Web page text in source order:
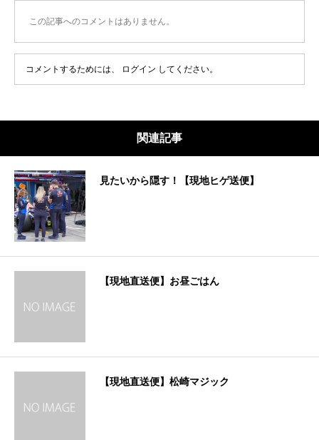
この記事へのコメントはありません。
コメントするためには、 ログイン してください。
関連記事
見たいから隠す！【現地ヒゲ送便】
【現地直送便】お昼ごはん
【現地直送便】松崎マジック